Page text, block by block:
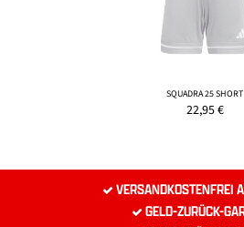
SQUADRA 25 SHORT
22,95€
VERSANDKOSTENFREI
GELD-ZURÜCK-